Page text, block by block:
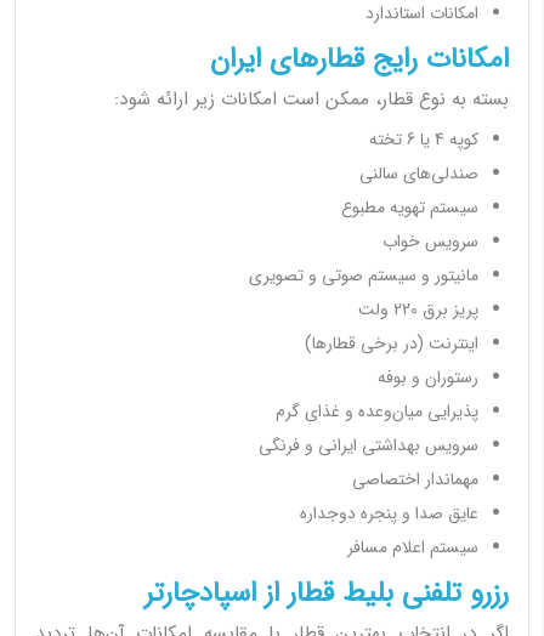
امکانات استاندارد
امکانات رایج قطارهای ایران
بسته به نوع قطار، ممکن است امکانات زیر ارائه شود:
کوپه 4 یا 6 تخته
صندلی‌های سالنی
سیستم تهویه مطبوع
سرویس خواب
مانیتور و سیستم صوتی و تصویری
پریز برق 220 ولت
اینترنت (در برخی قطارها)
رستوران و بوفه
پذیرایی میان‌وعده و غذای گرم
سرویس بهداشتی ایرانی و فرنگی
مهماندار اختصاصی
عایق صدا و پنجره دوجداره
سیستم اعلام مسافر
رزرو تلفنی بلیط قطار از اسپادچارتر